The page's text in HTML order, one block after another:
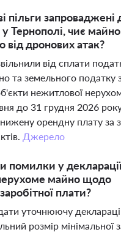
пільги запроваджені
у Тернополі, чиє майно
від дронових атак?
від сплати
та земельного податку
нежитлової
до 31 грудня 2026
орендну плату за
Джерело
помилки у
майно щодо
плати?
уточнюючу
розмір мінімальної